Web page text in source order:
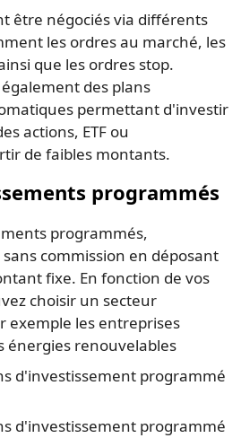
être négociés via différents
les ordres au marché, les
que les ordres stop.
des plans
permettant d'investir
actions, ETF ou
de faibles montants.
programmés
programmés,
commission en déposant
fixe. En fonction de vos
choisir un secteur
exemple les entreprises
énergies renouvelables
d'investissement programmé
d'investissement programmé